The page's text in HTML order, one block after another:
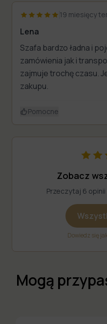
19 miesięcy
Lena
Szafa bardzo ładna i
zamówienia jak i
zajmuje trochę czasu.
zakupu.
Pomocne
Zobacz
Przeczytaj 6
Dowiedz się
Mogą